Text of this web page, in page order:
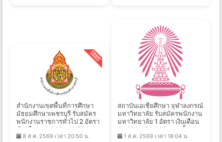
สำนักงานเขตพื้นที่การศึกษา
มัธยมศึกษาเพชรบุรี รับสมัคร
พนักงานราชการทั่วไป 2 อัตรา
เงินเดือน 13,660 - 16,700 บาท
ตั้งแต่วันที่ 17-25 ส.ค. 2569
8 ส.ค. 2569 เวลา 20:50 น.
สถาบันเอเชียศึกษา จุฬาลงกรณ์
มหาวิทยาลัย รับสมัครพนักงาน
มหาวิทยาลัย 1 อัตรา เงินเดือน
41,000 - 56,400 บาท ตั้งแต่
บัดนี้ - 23 ส.ค. 2569
1 ส.ค. 2569 เวลา 18:04 น.